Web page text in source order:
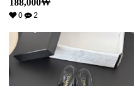
188,000₩
0 2